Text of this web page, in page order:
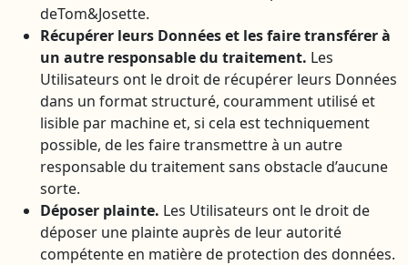
deTom&Josette.
Récupérer leurs Données et les faire transférer à
un autre responsable du traitement. Les
Utilisateurs ont le droit de récupérer leurs Données
dans un format structuré, couramment utilisé et
lisible par machine et, si cela est techniquement
possible, de les faire transmettre à un autre
responsable du traitement sans obstacle d’aucune
sorte.
Déposer plainte. Les Utilisateurs ont le droit de
déposer une plainte auprès de leur autorité
compétente en matière de protection des données.